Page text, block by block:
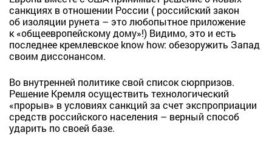
санкциях в отношении России ( российский закон
об изоляции рунета – это любопытное приложение
к «общеевропейскому дому»!) Видимо, это и есть
последнее кремлевское know how: обезоружить Запад
своим диссонансом.
Во внутренней политике свой список сюрпризов.
Решение Кремля осуществить технологический
«прорыв» в условиях санкций за счет экспроприации
средств российского населения – верный способ
ударить по своей базе.